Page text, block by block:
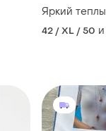
Яркий
42 / XL / 50